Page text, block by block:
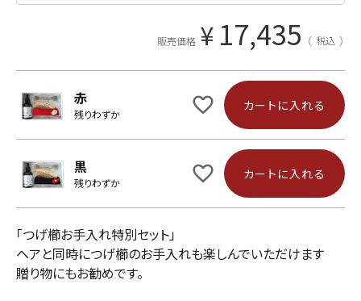
販売価格 ¥ 17,435 税込
赤
残りわずか
カートに入れる
黒
残りわずか
カートに入れる
「つげ櫛お手入れ特別セット」
ヘアと同時につげ櫛のお手入れも楽しんでいただけます
贈り物にもお勧めです。